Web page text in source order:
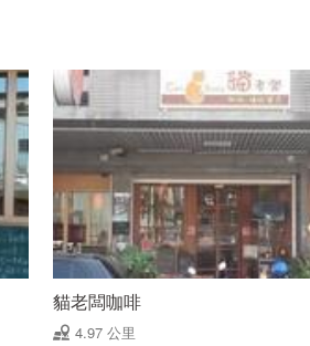
貓老闆咖啡
4.97 公里